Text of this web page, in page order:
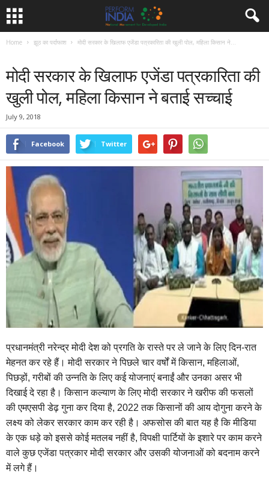
Home झूठ का पर्दाफाश मोदी सरकार के खिलाफ एजेंडा पत्रकारिता की खुली पोल, महिला किसान ने...
मोदी सरकार के खिलाफ एजेंडा पत्रकारिता की
खुली पोल, महिला किसान ने बताई सच्चाई
July 9, 2018
Facebook Twitter
प्रधानमंत्री नरेन्द्र मोदी देश को प्रगति के रास्ते पर ले जाने के लिए दिन-रात
मेहनत कर रहे हैं। मोदी सरकार ने पिछले चार वर्षों में किसान, महिलाओं,
पिछड़ों, गरीबों की उन्नति के लिए कई योजनाएं बनाईं और उनका असर भी
दिखाई दे रहा है। किसान कल्याण के लिए मोदी सरकार ने खरीफ की फसलों
की एमएसपी डेढ़ गुना कर दिया है, 2022 तक किसानों की आय दोगुना करने के
लक्ष्य को लेकर सरकार काम कर रही है। अफसोस की बात यह है कि मीडिया
के एक धड़े को इससे कोई मतलब नहीं है, विपक्षी पार्टियों के इशारे पर काम करने
वाले कुछ एजेंडा पत्रकार मोदी सरकार और उसकी योजनाओं को बदनाम करने
में लगे हैं।